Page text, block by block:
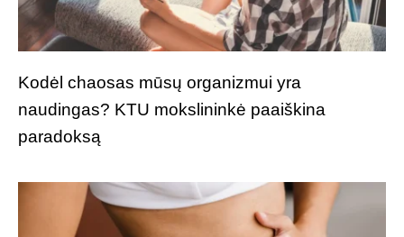
Kodėl chaosas mūsų organizmui yra
naudingas? KTU mokslininkė paaiškina
paradoksą